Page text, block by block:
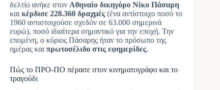
δελτίο ανήκε στον Αθηναίο δικηγόρο Νίκο Πάσαρη
καικέρδισε 228.360 δραχμές (ένα αντίστοιχο ποσό το
1960 αντιστοιχούσε σχεδόν σε 63.000 σημερινά
ευρώ), ποσό ιδιαίτερα σημαντικό για την εποχή. Την
επομένη, ο κύριος Πάσαρης ήταν το πρόσωπο της
ημέρας καιπρωτοσέλιδο στις εφημερίδες.
Πώς το ΠΡΟ-ΠΟ πέρασε στον κινηματογράφο και το
τραγούδι